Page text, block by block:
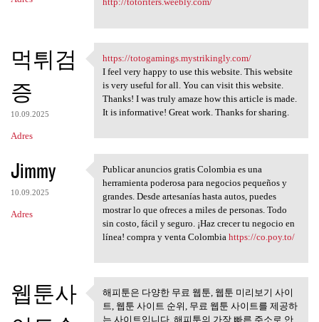
먹튀검
증
10.09.2025
Adres
https://totogamings
https://totogamings.mystrikingly.com/
I feel very happy to use this website. This website
is very useful for all. You can visit this website.
Thanks! I was truly amaze how this article is made.
It is informative! Great work. Thanks for sharing.
Jimmy
10.09.2025
Adres
Publicar anuncios gratis
Publicar anuncios gratis Colombia es una
herramienta poderosa para negocios pequeños y
grandes. Desde artesanías hasta autos, puedes
mostrar lo que ofreces a miles de personas. Todo
sin costo, fácil y seguro. ¡Haz crecer tu negocio en
línea! compra y venta Colombia https://co.poy.to/
웹툰사
해피툰은 다양한 무료 웹툰, 웹툰
해피툰은 다양한 무료 웹툰, 웹툰 미리보기 사이
트, 웹툰 사이트 순위, 무료 웹툰 사이트를 제공하
는 사이트입니다. 해피툰의 가장 빠른 주소로 안